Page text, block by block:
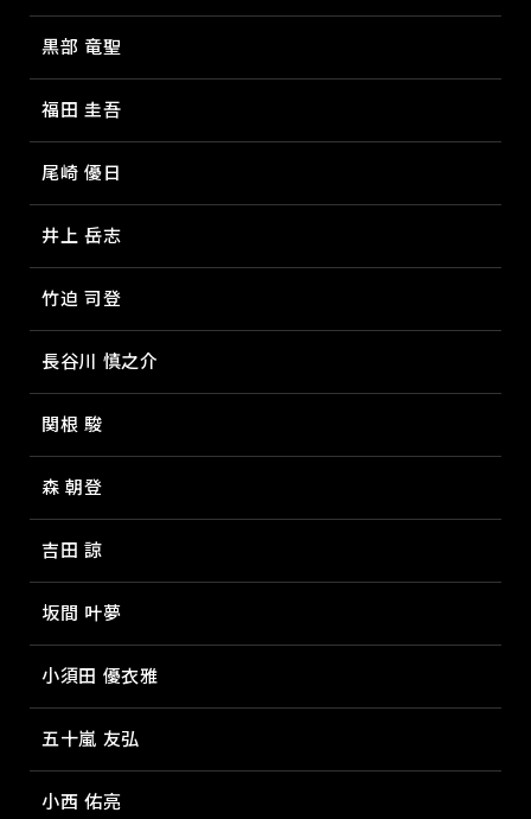
黒部 竜聖
福田 圭吾
尾崎 優日
井上 岳志
竹迫 司登
長谷川 慎之介
関根 駿
森 朝登
吉田 諒
坂間 叶夢
小須田 優衣雅
五十嵐 友弘
小西 佑亮